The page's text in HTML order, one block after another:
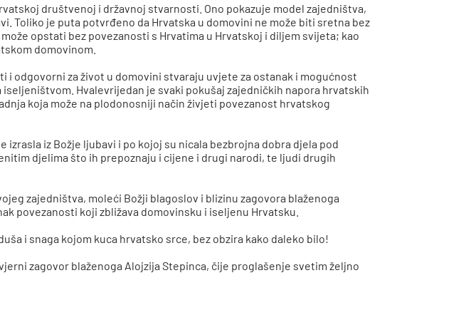
društvenoj i državnoj stvarnosti. Ono pokazuje model zajedništva,
Toliko je puta potvrđeno da Hrvatska u domovini ne može biti sretna bez
opstati bez povezanosti s Hrvatima u Hrvatskoj i diljem svijeta; kao
domovinom.
odgovorni za život u domovini stvaraju uvjete za ostanak i mogućnost
Hvalevrijedan je svaki pokušaj zajedničkih napora hrvatskih
koja može na plodonosniji način živjeti povezanost hrvatskog
iz Božje ljubavi i po kojoj su nicala bezbrojna dobra djela pod
djelima što ih prepoznaju i cijene i drugi narodi, te ljudi drugih
zajedništva, moleći Božji blagoslov i blizinu zagovora blaženoga
povezanosti koji zbližava domovinsku i iseljenu Hrvatsku.
i snaga kojom kuca hrvatsko srce, bez obzira kako daleko bilo!
zagovor blaženoga Alojzija Stepinca, čije proglašenje svetim željno